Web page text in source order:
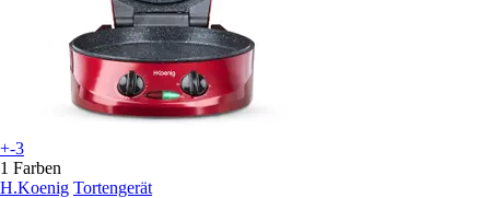
+-3
1 Farben
H.Koenig Tortengerät